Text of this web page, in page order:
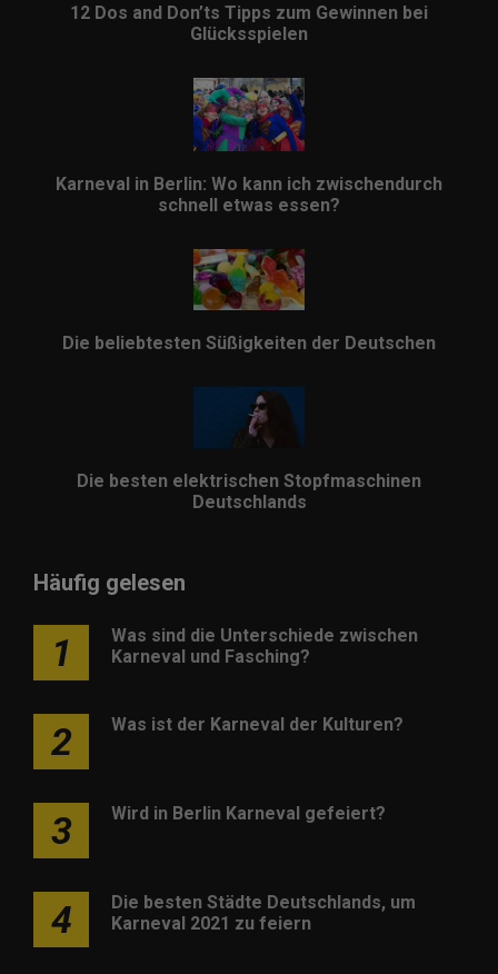
12 Dos and Don’ts Tipps zum Gewinnen bei
Glücksspielen
Karneval in Berlin: Wo kann ich zwischendurch
schnell etwas essen?
Die beliebtesten Süßigkeiten der Deutschen
Die besten elektrischen Stopfmaschinen
Deutschlands
Häufig gelesen
1
Was sind die Unterschiede zwischen
Karneval und Fasching?
2 Was ist der Karneval der Kulturen?
3 Wird in Berlin Karneval gefeiert?
4
Die besten Städte Deutschlands, um
Karneval 2021 zu feiern